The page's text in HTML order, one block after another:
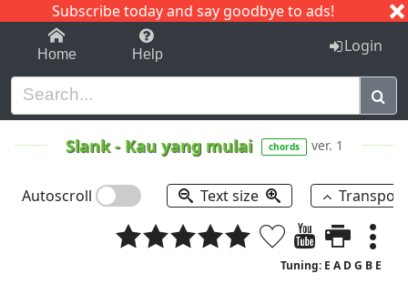
Subscribe today and say goodbye to ads!
1-9 C I J
Home Help Login
Slank- Kau yang mulai chords ver. 1
Autoscroll Text size
Tuning: E A D G B E